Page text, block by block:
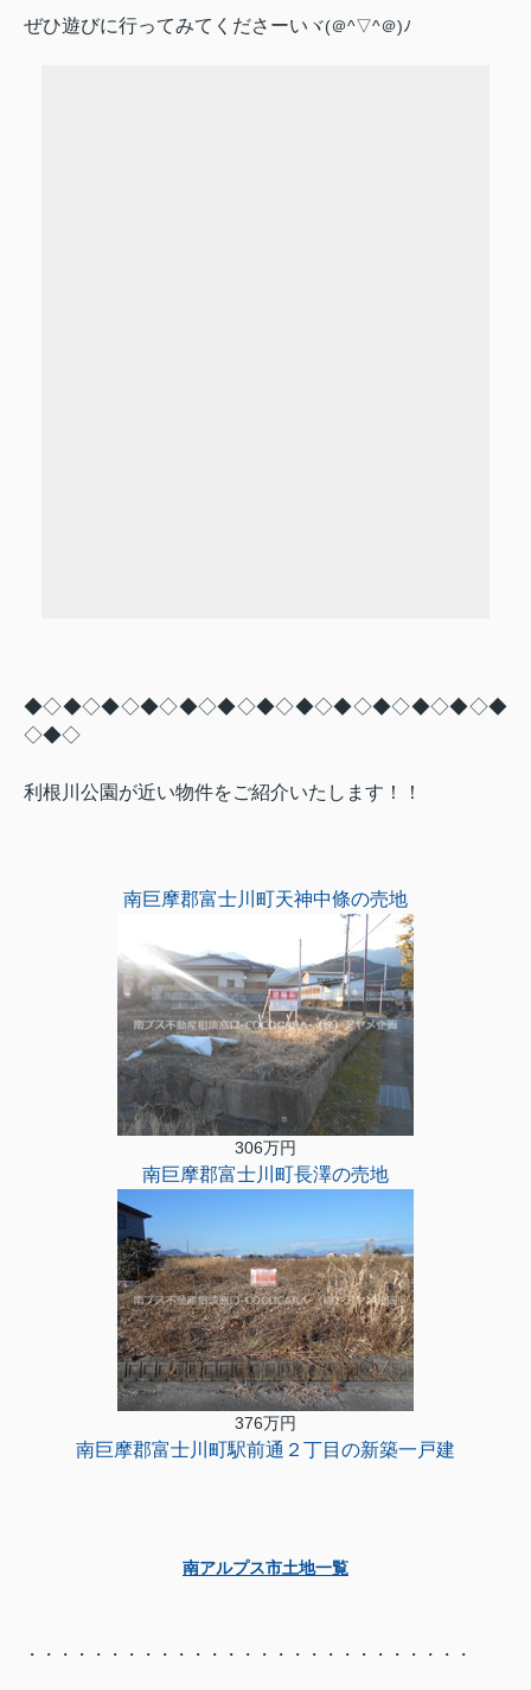
ぜひ遊びに行ってみてくださーい ヾ(＠^▽^＠)ﾉ
◆◇◆◇◆◇◆◇◆◇◆◇◆◇◆◇◆◇◆◇◆◇◆◇◆
◇◆◇
利根川公園が近い物件をご紹介いたします！！
南巨摩郡富士川町天神中條の売地
306万円
南巨摩郡富士川町長澤の売地
376万円
南巨摩郡富士川町駅前通２丁目の新築一戸建
南アルプス市土地一覧
・・・・・・・・・・・・・・・・・・・・・・・・・・・